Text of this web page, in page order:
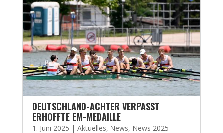
DEUTSCHLAND-ACHTER VERPASST
ERHOFFTE EM-MEDAILLE
1. Juni 2025 | Aktuelles, News, News 2025